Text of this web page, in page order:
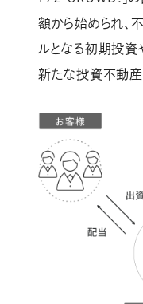
額から始められ、
ルとなる初期投資
新たな投資不動産